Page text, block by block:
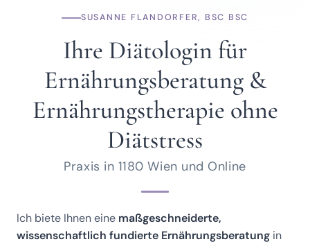
SUSANNE FLANDORFER, BSC BSC
Ihre Diätologin für
Ernährungsberatung &
Ernährungstherapie ohne
Diätstress
Praxis in 1180 Wien und Online
Ich biete Ihnen eine maßgeschneiderte,
wissenschaftlich fundierte Ernährungsberatung in